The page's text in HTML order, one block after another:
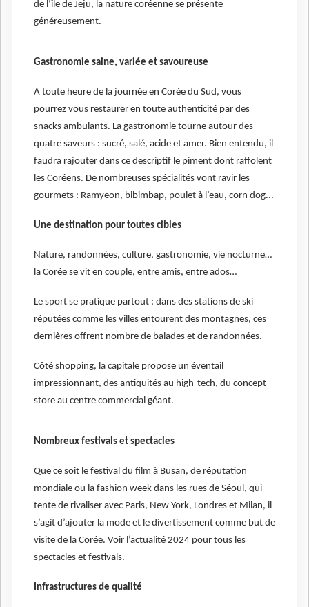
de l’île de Jeju, la nature coréenne se présente
généreusement.
Gastronomie saine, variée et savoureuse
A toute heure de la journée en Corée du Sud, vous
pourrez vous restaurer en toute authenticité par des
snacks ambulants. La gastronomie tourne autour des
quatre saveurs : sucré, salé, acide et amer. Bien entendu, il
faudra rajouter dans ce descriptif le piment dont raffolent
les Coréens. De nombreuses spécialités vont ravir les
gourmets : Ramyeon, bibimbap, poulet à l’eau, corn dog...
Une destination pour toutes cibles
Nature, randonnées, culture, gastronomie, vie nocturne…
la Corée se vit en couple, entre amis, entre ados…
Le sport se pratique partout : dans des stations de ski
réputées comme les villes entourent des montagnes, ces
dernières offrent nombre de balades et de randonnées.
Côté shopping, la capitale propose un éventail
impressionnant, des antiquités au high-tech, du concept
store au centre commercial géant.
Nombreux festivals et spectacles
Que ce soit le festival du film à Busan, de réputation
mondiale ou la fashion week dans les rues de Séoul, qui
tente de rivaliser avec Paris, New York, Londres et Milan, il
s’agit d’ajouter la mode et le divertissement comme but de
visite de la Corée. Voir l’actualité 2024 pour tous les
spectacles et festivals.
Infrastructures de qualité